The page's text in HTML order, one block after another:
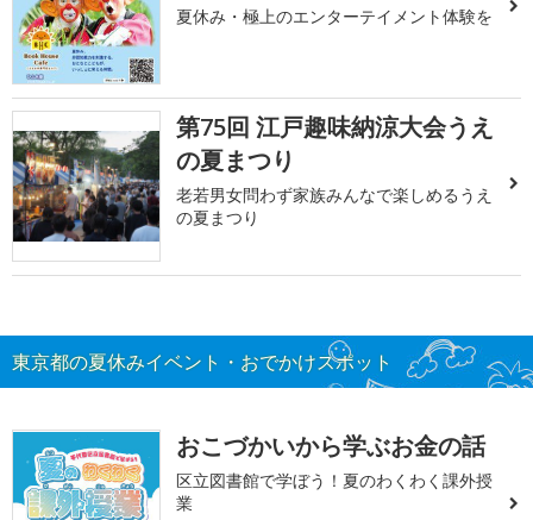
夏休み・極上のエンターテイメント体験を
第75回 江戸趣味納涼大会うえ
の夏まつり
老若男女問わず家族みんなで楽しめるうえ
の夏まつり
東京都の夏休みイベント・おでかけスポット
おこづかいから学ぶお金の話
区立図書館で学ぼう！夏のわくわく課外授
業